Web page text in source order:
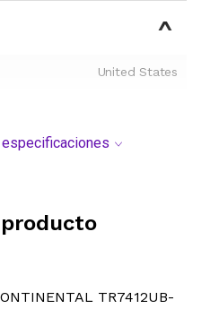
United States
TR7412UB-